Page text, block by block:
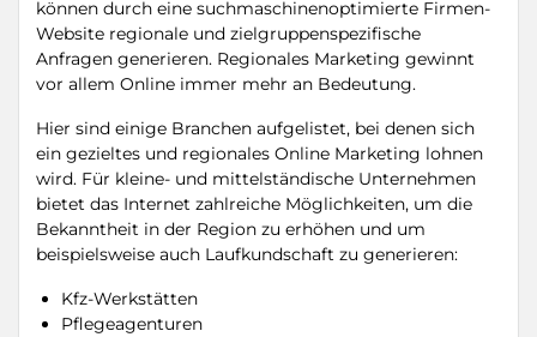
können durch eine suchmaschinenoptimierte Firmen-
Website regionale und zielgruppenspezifische
Anfragen generieren. Regionales Marketing gewinnt
vor allem Online immer mehr an Bedeutung.
Hier sind einige Branchen aufgelistet, bei denen sich
ein gezieltes und regionales Online Marketing lohnen
wird. Für kleine- und mittelständische Unternehmen
bietet das Internet zahlreiche Möglichkeiten, um die
Bekanntheit in der Region zu erhöhen und um
beispielsweise auch Laufkundschaft zu generieren:
Kfz-Werkstätten
Pflegeagenturen